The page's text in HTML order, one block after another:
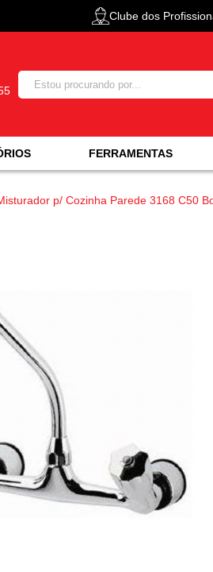
Clube dos
FERRAMENTAS
p/ Cozinha Parede 3168 C50